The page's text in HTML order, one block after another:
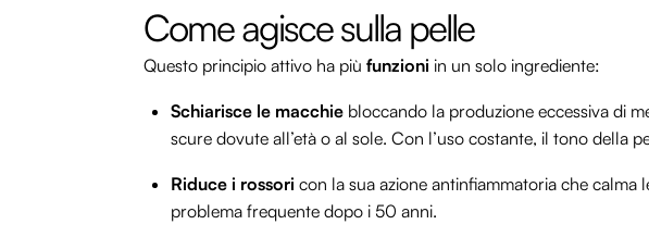
Come agisce sulla pelle
Questo principio attivo ha più funzioni in un solo ingrediente:
Schiarisce le macchie bloccando la produzione eccessiva di
scure dovute all’età o al sole. Con l’uso costante, il tono della
Riduce i rossori con la sua azione antinfiammatoria che calma
problema frequente dopo i 50 anni.